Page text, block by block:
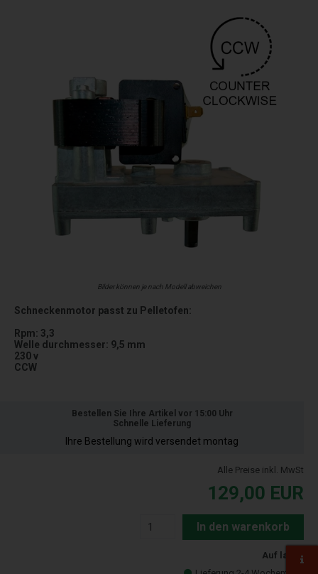
Bilder können je nach Modell abweichen
Schneckenmotor passt zu Pelletofen:
Rpm: 3,3
Welle durchmesser: 9,5 mm
230 v
CCW
Bestellen Sie Ihre Artikel vor 15:00 Uhr
Schnelle Lieferung
Ihre Bestellung wird versendet montag
Alle Preise inkl. MwSt
129,00 EUR
In den warenkorb
Auf lager